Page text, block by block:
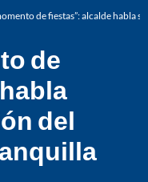
de fiestas”: alcalde habla
de
del